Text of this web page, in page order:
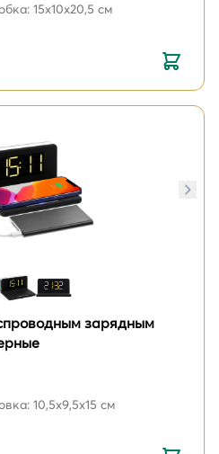
15х10х20,5 см
зарядным
10,5x9,5x15 см